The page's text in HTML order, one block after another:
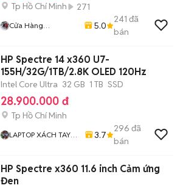
Tp Hồ Chí Minh 271
Cửa Hàng
5.0
241 đã
bán
HP Spectre 14 x360 U7-
155H/32G/1TB/2.8K OLED 120Hz
Intel Core Ultra 32 GB 1 TB SSD
28.900.000 đ
Tp Hồ Chí Minh
LAPTOP XÁCH TAY
3.7
296 đã
bán
HP Spectre x360 11.6 inch Cảm ứng
Đen